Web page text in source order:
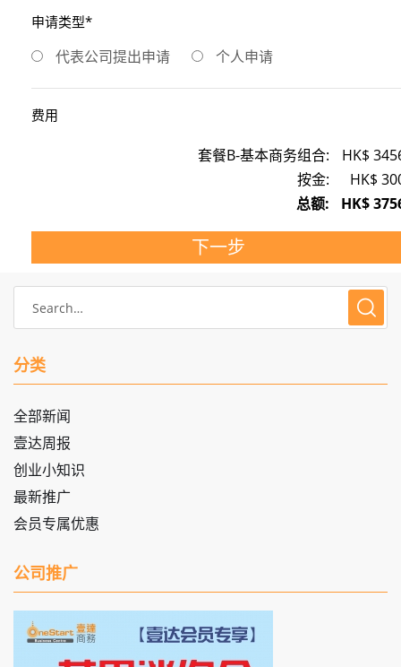
申请类型*
代表公司提出申请 个人申请
费用
套餐B-基本商务组合: HK$
按金:
HK$
总额:
HK$
下一步
分类
全部新闻
壹达周报
创业小知识
最新推广
会员专属优惠
公司推广